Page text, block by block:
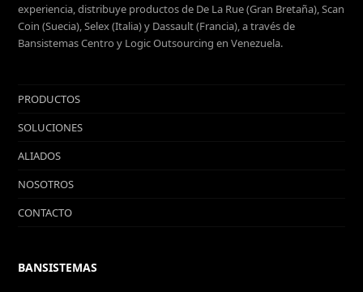
experiencia, distribuye productos de De La Rue (Gran Bretaña), Scan
Coin (Suecia), Selex (Italia) y Dassault (Francia), a través de
Bansistemas Centro y Logic Outsourcing en Venezuela.
PRODUCTOS
SOLUCIONES
ALIADOS
NOSOTROS
CONTACTO
BANSISTEMAS